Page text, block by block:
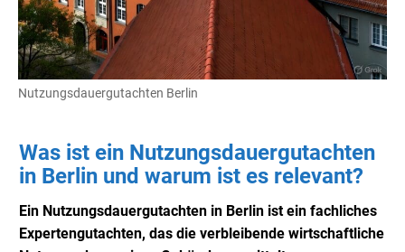
Nutzungsdauergutachten Berlin
Was ist ein Nutzungsdauergutachten
in Berlin und warum ist es relevant?
Ein Nutzungsdauergutachten in Berlin ist ein fachliches
Expertengutachten, das die verbleibende wirtschaftliche